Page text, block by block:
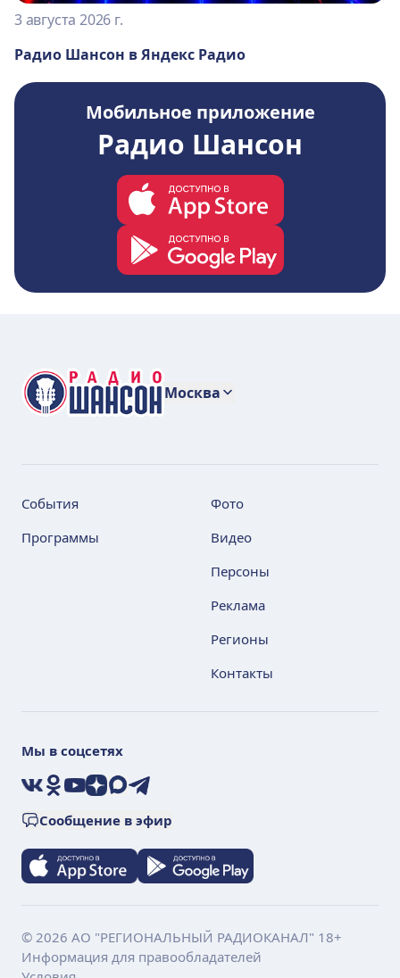
3 августа 2026 г.
Радио Шансон в Яндекс Радио
Мобильное приложение
Радио Шансон
Москва
События
Программы
Фото
Видео
Персоны
Реклама
Регионы
Контакты
Мы в соцсетях
VKOkYouTube
ДзенMaxTelegram
Сообщение в эфир
© 2026 АО "РЕГИОНАЛЬНЫЙ РАДИОКАНАЛ" 18+
Информация для правообладателей